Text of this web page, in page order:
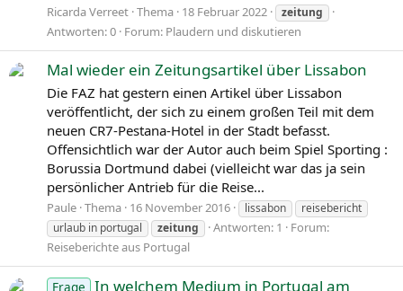
Ricarda Verreet Thema 18 Februar 2022 zeitung
Antworten: 0 Forum: Plaudern und diskutieren
Mal wieder ein Zeitungsartikel über Lissabon
Die FAZ hat gestern einen Artikel über Lissabon
veröffentlicht, der sich zu einem großen Teil mit dem
neuen CR7-Pestana-Hotel in der Stadt befasst.
Offensichtlich war der Autor auch beim Spiel Sporting :
Borussia Dortmund dabei (vielleicht war das ja sein
persönlicher Antrieb für die Reise...
Paule Thema 16 November 2016 lissabon
reisebericht
urlaub in portugal
zeitung Antworten: 1
Forum:
Reiseberichte aus Portugal
Frage In welchem Medium in Portugal am